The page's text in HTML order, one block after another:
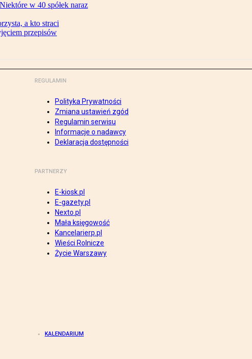
w 40 spółek naraz
a kto straci
przepisów
REGULAMIN
Polityka Prywatności
Zmiana ustawień zgód
Regulamin serwisu
Informacje o nadawcy
Deklaracja dostępności
PARTNERZY
E-kiosk.pl
E-gazety.pl
Nexto.pl
Mała księgowość
Kancelarierp.pl
Wieści Rolnicze
Życie Warszawy
KALENDARIUM